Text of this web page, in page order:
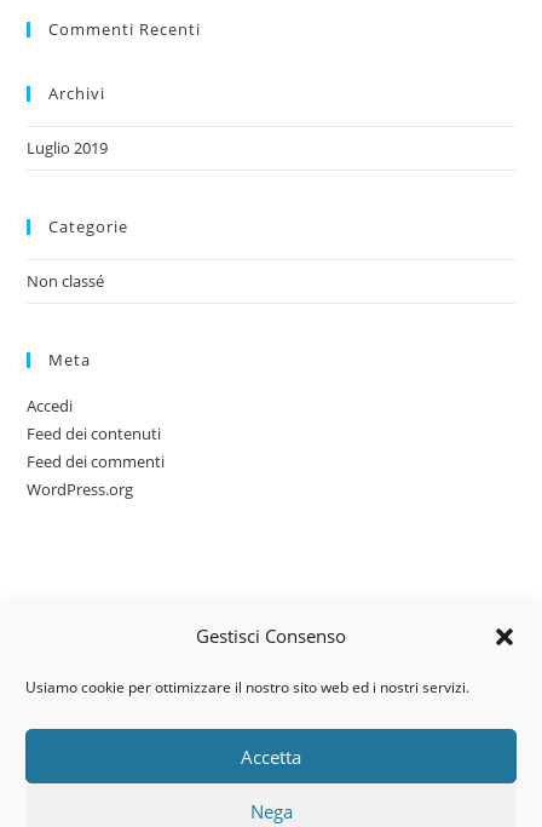
Gestisci Consenso
Usiamo cookie per ottimizzare il nostro sito web ed i nostri servizi.
Accetta
Nega
Commenti Recenti
Archivi
Luglio 2019
Categorie
Non classé
Meta
Accedi
Feed dei contenuti
Feed dei commenti
WordPress.org
Via dell’artigianato, 14 – 31030